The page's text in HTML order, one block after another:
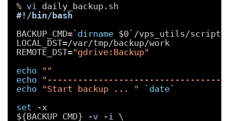
% vi
daily_backup.sh
#!/bin/bash
BACKUP_CMD=` dirname $0` /vps_utils/scripts/
LOCAL_DST=/var/tmp/backup/work
REMOTE_DST="gdrive:Backup"
echo
""
echo
"-----------------------------------
echo
"Start backup ... " ` date`
set
-x
${BACKUP_CMD} -v
-i \